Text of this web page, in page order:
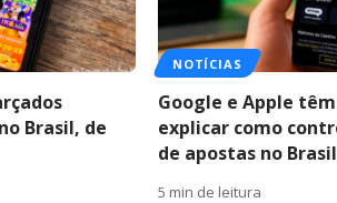
Brasil, de
NOTÍCIAS
Google e Apple
explicar como
de apostas no Brasil
5 min de leitura